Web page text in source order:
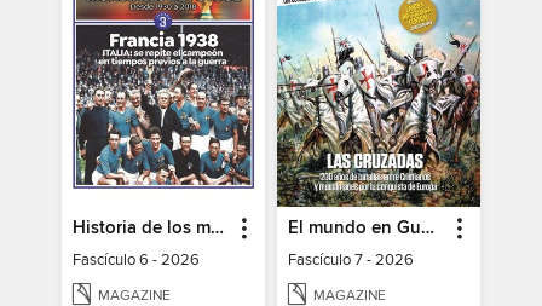
Historia de los mundiales de fútbol
Fascículo 6 - 2026
MAGAZINE
El mundo en Guerra
Fascículo 7 - 2026
MAGAZINE